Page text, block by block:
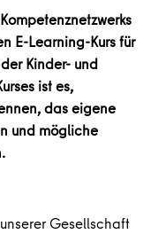
E-Learning-Kurs für
Kinder- und
ist es,
das eigene
und mögliche
Gesellschaft